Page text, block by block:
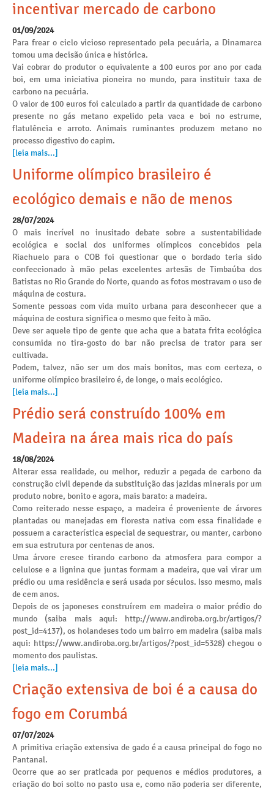
incentivar mercado de carbono
01/09/2024
Para frear o ciclo vicioso representado pela pecuária, a Dinamarca
tomou uma decisão única e histórica.
Vai cobrar do produtor o equivalente a 100 euros por ano por cada
boi, em uma iniciativa pioneira no mundo, para instituir taxa de
carbono na pecuária.
O valor de 100 euros foi calculado a partir da quantidade de carbono
presente no gás metano expelido pela vaca e boi no estrume,
flatulência e arroto. Animais ruminantes produzem metano no
processo digestivo do capim.
[leia mais...]
Uniforme olímpico brasileiro é
ecológico demais e não de menos
28/07/2024
O mais incrível no inusitado debate sobre a sustentabilidade
ecológica e social dos uniformes olímpicos concebidos pela
Riachuelo para o COB foi questionar que o bordado teria sido
confeccionado à mão pelas excelentes artesãs de Timbaúba dos
Batistas no Rio Grande do Norte, quando as fotos mostravam o uso de
máquina de costura.
Somente pessoas com vida muito urbana para desconhecer que a
máquina de costura significa o mesmo que feito à mão.
Deve ser aquele tipo de gente que acha que a batata frita ecológica
consumida no tira-gosto do bar não precisa de trator para ser
cultivada.
Podem, talvez, não ser um dos mais bonitos, mas com certeza, o
uniforme olímpico brasileiro é, de longe, o mais ecológico.
[leia mais...]
Prédio será construído 100% em
Madeira na área mais rica do país
18/08/2024
Alterar essa realidade, ou melhor, reduzir a pegada de carbono da
construção civil depende da substituição das jazidas minerais por um
produto nobre, bonito e agora, mais barato: a madeira.
Como reiterado nesse espaço, a madeira é proveniente de árvores
plantadas ou manejadas em floresta nativa com essa finalidade e
possuem a característica especial de sequestrar, ou manter, carbono
em sua estrutura por centenas de anos.
Uma árvore cresce tirando carbono da atmosfera para compor a
celulose e a lignina que juntas formam a madeira, que vai virar um
prédio ou uma residência e será usada por séculos. Isso mesmo, mais
de cem anos.
Depois de os japoneses construírem em madeira o maior prédio do
mundo (saiba mais aqui: http://www.andiroba.org.br/artigos/?
post_id=4137), os holandeses todo um bairro em madeira (saiba mais
aqui: https://www.andiroba.org.br/artigos/?post_id=5328) chegou o
momento dos paulistas.
[leia mais...]
Criação extensiva de boi é a causa do
fogo em Corumbá
07/07/2024
A primitiva criação extensiva de gado é a causa principal do fogo no
Pantanal.
Ocorre que ao ser praticada por pequenos e médios produtores, a
criação do boi solto no pasto usa e, como não poderia ser diferente,